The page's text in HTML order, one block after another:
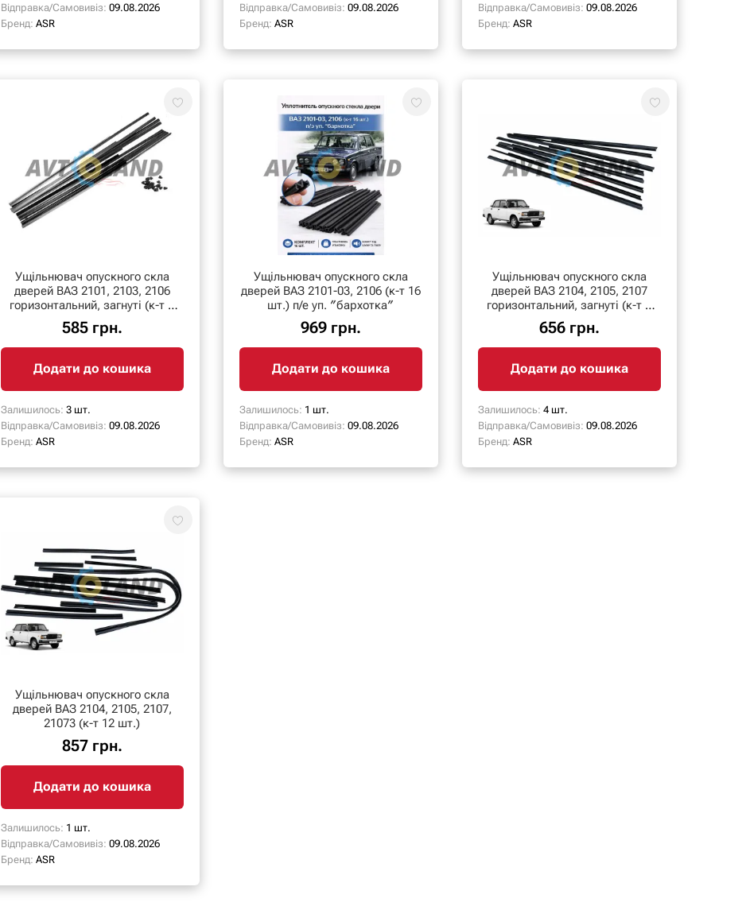
Відправка/Самовивіз: 09.08.2026
Бренд: ASR
Відправка/Самовивіз: 09.08.2026
Бренд: ASR
Відправка/Самовивіз: 09.08.2026
Бренд: ASR
Ущільнювач опускного скла
дверей ВАЗ 2101, 2103, 2106
горизонтальний, загнуті (к-т 8
шт.) ″бархотка
585 грн.
Додати до кошика
Залишилось: 3 шт.
Відправка/Самовивіз: 09.08.2026
Бренд: ASR
Ущільнювач опускного скла
дверей ВАЗ 2101-03, 2106 (к-т 16
шт.) п/е уп. ″бархотка″
969 грн.
Додати до кошика
Залишилось: 1 шт.
Відправка/Самовивіз: 09.08.2026
Бренд: ASR
Ущільнювач опускного скла
дверей ВАЗ 2104, 2105, 2107
горизонтальний, загнуті (к-т 8
шт.) бархотка
656 грн.
Додати до кошика
Залишилось: 4 шт.
Відправка/Самовивіз: 09.08.2026
Бренд: ASR
Ущільнювач опускного скла
дверей ВАЗ 2104, 2105, 2107,
21073 (к-т 12 шт.)
857 грн.
Додати до кошика
Залишилось: 1 шт.
Відправка/Самовивіз: 09.08.2026
Бренд: ASR